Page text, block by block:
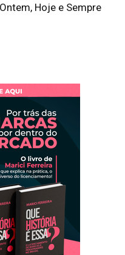
Hoje e Sempre